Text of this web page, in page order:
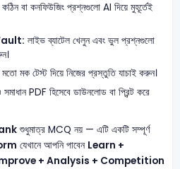
কঠিন বা কনফিউজিং প্রশ্নগুলো AI দিয়ে মুহূর্তেই
লাইভ ব্যাটেল খেলুন এবং ভুল প্রশ্নগুলো
মতো মক টেস্ট দিয়ে নিজের প্রস্তুতি যাচাই করুন।
PDF হিসেবে ডাউনলোড বা প্রিন্ট করে
শুধুমাত্র MCQ নয় — এটি একটি সম্পূর্ণ
যেখানে আপনি পাবেন Learn +
+ Analysis + Competition